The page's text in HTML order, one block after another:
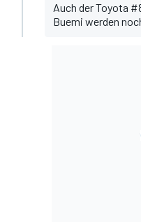
Auch der Toyota
Buemi werden